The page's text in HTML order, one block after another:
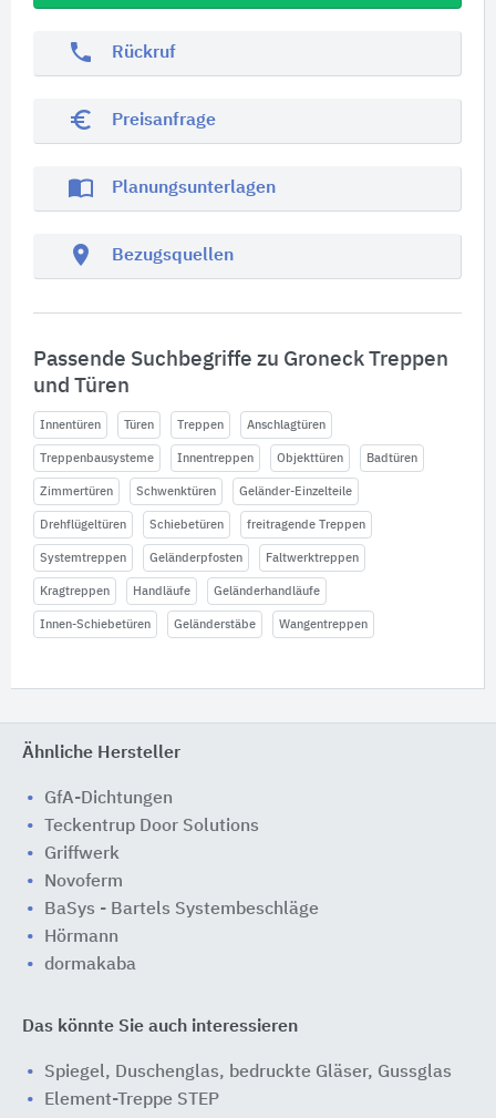
phone Rückruf
euro_symbol Preisanfrage
import_contacts Planungsunterlagen
location_on Bezugsquellen
Passende Suchbegriffe zu Groneck Treppen
und Türen
Innentüren Türen Treppen Anschlagtüren
Treppenbausysteme Innentreppen Objekttüren Badtüren
Zimmertüren Schwenktüren Geländer-Einzelteile
Drehflügeltüren Schiebetüren freitragende Treppen
Systemtreppen Geländerpfosten Faltwerktreppen
Kragtreppen Handläufe Geländerhandläufe
Innen-Schiebetüren Geländerstäbe Wangentreppen
Ähnliche Hersteller
GfA-Dichtungen
Teckentrup Door Solutions
Griffwerk
Novoferm
BaSys - Bartels Systembeschläge
Hörmann
dormakaba
Das könnte Sie auch interessieren
Spiegel, Duschenglas, bedruckte Gläser, Gussglas
Element-Treppe STEP